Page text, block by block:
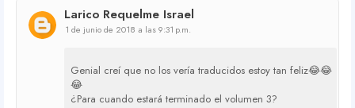
Larico Requelme Israel
1 de junio de 2018 a las 9:31 p.m.
Genial creí que no los vería traducidos estoy tan feliz😂😂
😂
¿Para cuando estará terminado el volumen 3?